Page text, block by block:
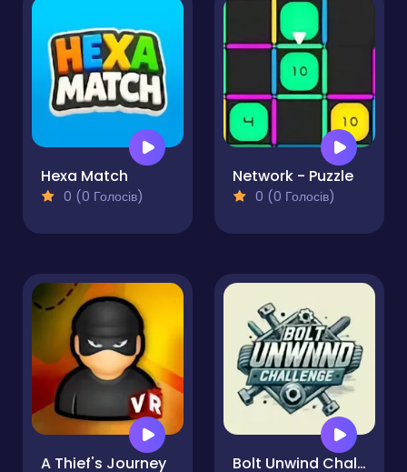
Hexa Match
0 (0 Голосів)
Network - Puzzle
0 (0 Голосів)
A Thief's Journey Bolt Unwind Challenge